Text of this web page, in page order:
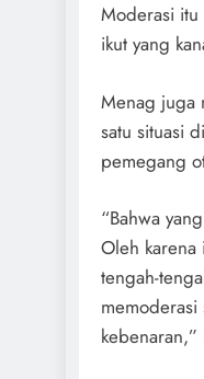
Moderasi
ikut yang
Menag juga
satu situasi
pemegang
“Bahwa
Oleh karena
tengah-
memoderasi